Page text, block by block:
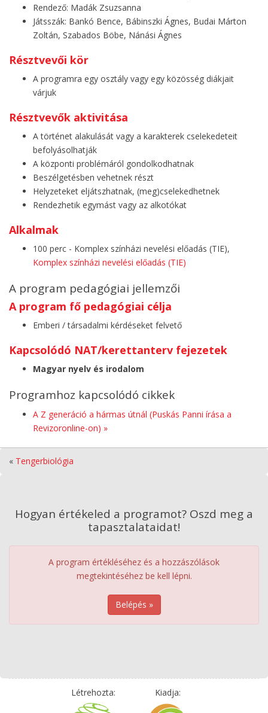
Rendező: Madák Zsuzsanna
Játsszák: Bankó Bence, Bábinszki Ágnes, Budai Márton
Zoltán, Szabados Böbe, Nánási Ágnes
Résztvevői kör
A programra egy osztály vagy egy közösség diákjait
várjuk
Résztvevők aktivitása
A történet alakulását vagy a karakterek cselekedeteit
befolyásolhatják
A központi problémáról gondolkodhatnak
Beszélgetésben vehetnek részt
Helyzeteket eljátszhatnak, (meg)cselekedhetnek
Rendezhetik egymást vagy az alkotókat
Alkalmak
100 perc - Komplex színházi nevelési előadás (TIE),
Komplex színházi nevelési előadás (TIE)
A program pedagógiai jellemzői
A program fő pedagógiai célja
Emberi / társadalmi kérdéseket felvető
Kapcsolódó NAT/kerettanterv fejezetek
Magyar nyelv és irodalom
Programhoz kapcsolódó cikkek
A Z generáció a hármas útnál (Puskás Panni írása a
Revizoronline-on) »
« Tengerbiológia
Hogyan értékeled a programot? Oszd meg a
tapasztalataidat!
A program értékléséhez és a hozzászólások
megtekintéséhez be kell lépni.
Belépés »
Létrehozta: Kiadja: